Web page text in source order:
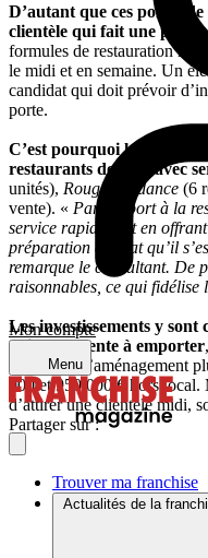
Mon compte
Menu
Trouver ma franchise
Actualités de la
D’autant que ces points
clientèle qui fait une
formules de restauration
le midi et en semaine. Un
candidat qui doit prévoir
porte.
C’est pourquoi le
restaurants de wok avec
unités), Rouge Tendance (6
vente). « Par rapport à la
service rapide tout en
préparation du plat qu’il
remarque le consultant. De
raisonnables, ce qui fidélise
Les investissements y
points de vente à emporter
le décor et l’aménagement
000 et 950 000 € hors local.
d’attirer une clientèle midi,
Partager sur :